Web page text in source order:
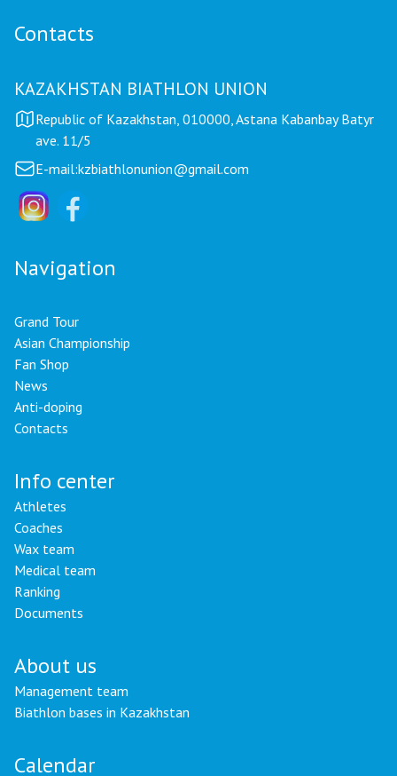
Contacts
KAZAKHSTAN BIATHLON UNION
Republic of Kazakhstan, 010000, Astana Kabanbay Batyr
ave. 11/5
E-mail:kzbiathlonunion@gmail.com
Navigation
Grand Tour
Asian Championship
Fan Shop
News
Anti-doping
Contacts
Info center
Athletes
Coaches
Wax team
Medical team
Ranking
Documents
About us
Management team
Biathlon bases in Kazakhstan
Calendar